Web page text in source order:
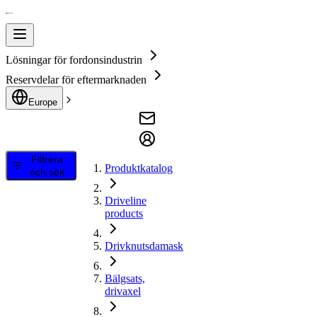
Lösningar för fordonsindustrin
Reservdelar för eftermarknaden
Europe
Filtrera
och sök
Produktkatalog
Driveline
products
Drivknutsdamask
Bälgsats,
drivaxel